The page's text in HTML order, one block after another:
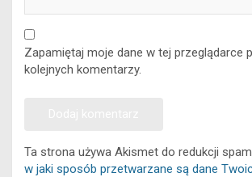
Zapamiętaj moje dane w tej przeglądarce
kolejnych komentarzy.
Ta strona używa Akismet do redukcji
w jaki sposób przetwarzane są dane